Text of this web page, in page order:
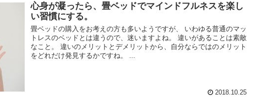
心身が凝ったら、畳ベッドでマインドフルネスを楽し
い習慣にする。
畳ベッドの購入をお考えの方も多いようですが、 いわゆる普通のマッ
トレスのベッドとは違うので、迷いますよね。 違いがあることは素敵
なこと。 違いのメリットとデメリットから、自分ならではのメリット
をどれだけ発見するかですね。 ...
2018.10.25